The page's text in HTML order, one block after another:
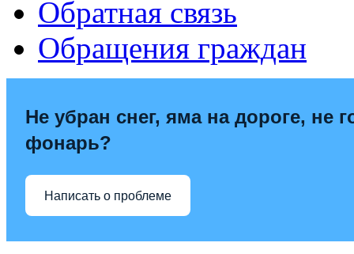
Обратная связь
Обращения граждан
Не убран снег, яма на дороге, не
фонарь?
Написать о проблеме